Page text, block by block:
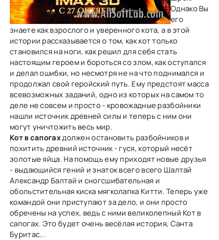
Однако Вы
его
знаете как взрослого и уверенного кота, а в этой
истории рассказывается о том, как кот только
становился на ноги, как решил для себя стать
настоящим героем и бороться со злом, как оступался
и делал ошибки, но несмотря не на что поднимался и
продолжал свой геройский путь. Ему предстоят масса
всевозможных заданий, одно из которых на самом то
деле не совсем и просто - кровожадные разбойники
нашли источник древней силы и теперь с ним они
могут уничтожить весь мир.
Кот в сапогахдолжен остановить разбойников и
похитить древний источник - гуся, который несёт
золотые яйца. На помощь ему приходят новые друзья
- выдающийся гений и знаток всего всего Шалтай
Александр Балтай и сногсшибательная и
обольстительная киска мягколапка Китти. Теперь уже
командой они приступают за дело, и они просто
обречены на успех, ведь с ними великолепный Кот в
сапогах. Это будет очень весёлая история, Санта
Буритас...